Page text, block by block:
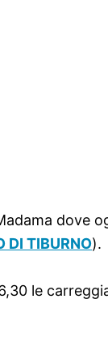
dove
DI TIBURNO).
le